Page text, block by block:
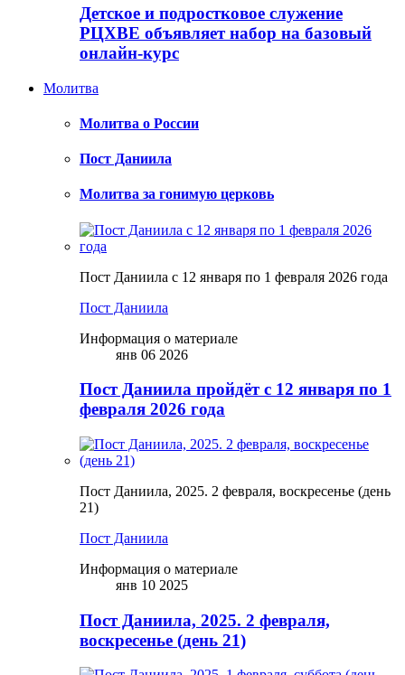
Детское и подростковое служение
РЦХВЕ объявляет набор на базовый
онлайн-курс
Молитва
Молитва о России
Пост Даниила
Молитва за гонимую церковь
Пост Даниила с 12 января по 1 февраля 2026 года
Пост Даниила
Информация о материале
янв 06 2026
Пост Даниила пройдёт с 12 января по 1
февраля 2026 года
Пост Даниила, 2025. 2 февраля, воскресенье (день
21)
Пост Даниила
Информация о материале
янв 10 2025
Пост Даниила, 2025. 2 февраля,
воскресенье (день 21)